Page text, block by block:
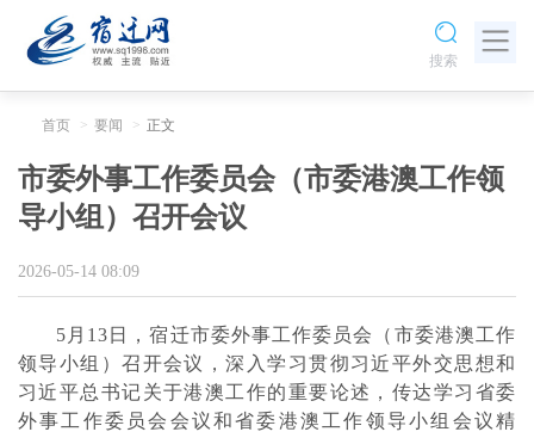
搜索
首页 要闻 正文
市委外事工作委员会（市委港澳工作领
导小组）召开会议
2026-05-14 08:09
5月13日，宿迁市委外事工作委员会（市委港澳工作
领导小组）召开会议，深入学习贯彻习近平外交思想和
习近平总书记关于港澳工作的重要论述，传达学习省委
外事工作委员会会议和省委港澳工作领导小组会议精